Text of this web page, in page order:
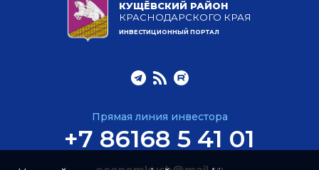
КУЩЁВСКИЙ РАЙОН
КРАСНОДАРСКОГО КРАЯ
ИНВЕСТИЦИОННЫЙ ПОРТАЛ
Прямая линия инвестора
+7 86168 5 41 01